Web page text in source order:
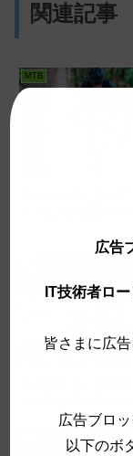
関連記事
MTB
Coupe de
広告
IT技術者ロ
皆さまに広
広告ブロ
以下のボ